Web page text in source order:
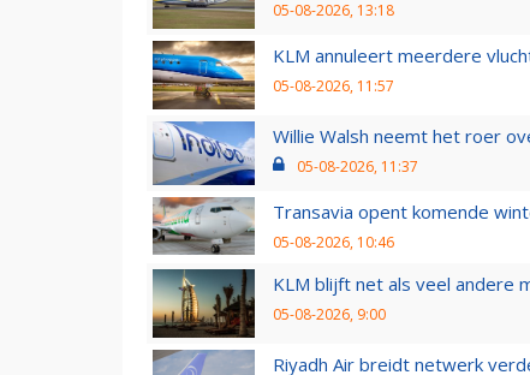
05-08-2026, 13:18
KLM annuleert meerdere
05-08-2026, 11:57
Willie Walsh neemt het roer
05-08-2026, 11:37
Transavia opent komende
05-08-2026, 10:46
KLM blijft net als veel andere
05-08-2026, 9:00
Riyadh Air breidt netwerk